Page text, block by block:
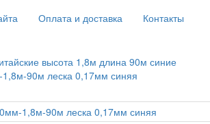
Оплата и доставка Контакты
высота 1,8м длина 90м синие
1,8м-90м леска 0,17мм синяя